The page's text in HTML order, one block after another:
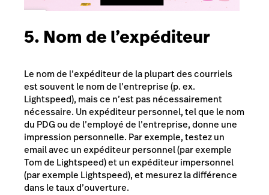
5. Nom de l’expéditeur
Le nom de l’expéditeur de la plupart des courriels
est souvent le nom de l’entreprise (p. ex.
Lightspeed), mais ce n’est pas nécessairement
nécessaire. Un expéditeur personnel, tel que le nom
du PDG ou de l’employé de l’entreprise, donne une
impression personnelle. Par exemple, testez un
email avec un expéditeur personnel (par exemple
Tom de Lightspeed) et un expéditeur impersonnel
(par exemple Lightspeed), et mesurez la différence
dans le taux d’ouverture.